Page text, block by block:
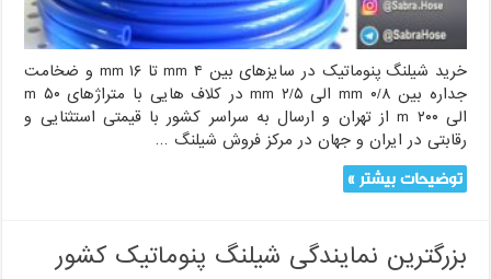
خرید شیلنگ پنوماتیک در سایزهای بین ۴ mm تا ۱۶ mm و ضخامت
جداره بین ۰/۸ mm الی ۲/۵ mm در کلاف هایی با متراژهای ۵۰ m
الی ۲۰۰ m از تهران و ارسال به سراسر کشور با قیمتی استثنایی و
رقابتی در ایران و جهان در مرکز فروش شیلنگ …
توضیحات بیشتر »
بزرگترین نمایندگی شیلنگ پنوماتیک کشور